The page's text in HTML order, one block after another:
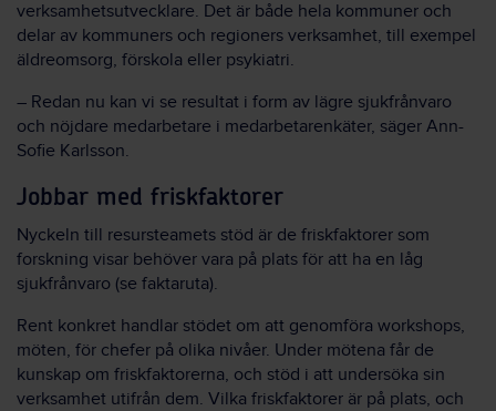
verksamhetsutvecklare. Det är både hela kommuner och
delar av kommuners och regioners verksamhet, till exempel
äldreomsorg, förskola eller psykiatri.
– Redan nu kan vi se resultat i form av lägre sjukfrånvaro
och nöjdare medarbetare i medarbetarenkäter, säger Ann-
Sofie Karlsson.
Jobbar med friskfaktorer
Nyckeln till resursteamets stöd är de friskfaktorer som
forskning visar behöver vara på plats för att ha en låg
sjukfrånvaro (se faktaruta).
Rent konkret handlar stödet om att genomföra workshops,
möten, för chefer på olika nivåer. Under mötena får de
kunskap om friskfaktorerna, och stöd i att undersöka sin
verksamhet utifrån dem. Vilka friskfaktorer är på plats, och